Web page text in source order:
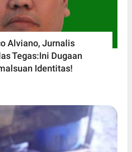
Alviano, Jurnalis
Tegas:Ini Dugaan
Identitas!